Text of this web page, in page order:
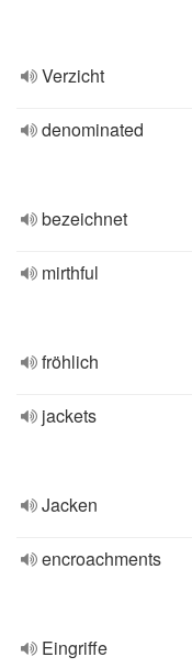
Verzicht
denominated
bezeichnet
mirthful
fröhlich
jackets
Jacken
encroachments
Eingriffe